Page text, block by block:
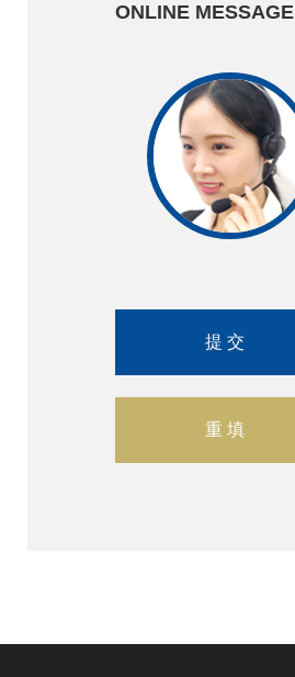
ONLINE MESSAGE